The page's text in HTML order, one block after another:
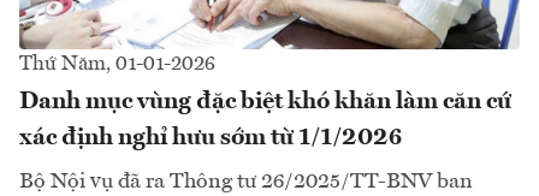
Thứ Năm, 01-01-2026
Danh mục vùng đặc biệt khó khăn làm căn cứ
xác định nghỉ hưu sớm từ 1/1/2026
Bộ Nội vụ đã ra Thông tư 26/2025/TT-BNV ban